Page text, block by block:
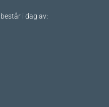
i dag av: